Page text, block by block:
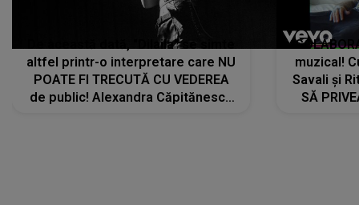
De această dată, "Dilaila" se simte
altfel printr-o interpretare care NU
POATE FI TRECUTĂ CU VEDEREA
de public! Alexandra Căpitănescu
muzical!
Savali și
SĂ